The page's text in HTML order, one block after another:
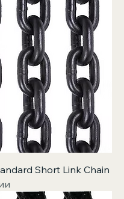
Short Link Chain